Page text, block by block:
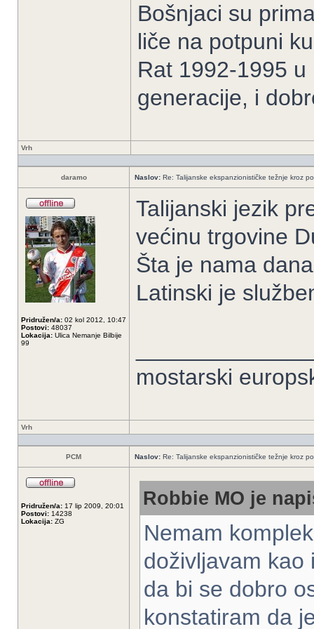
Bošnjaci su
liče na potpuni
Rat 1992-1995
generacije, i
Vrh
daramo Naslov: Re: Talijanske ekspanzionističke težnje kroz
Pridružen/a: 02 kol 2012, 10:47
Postovi: 48037
Lokacija: Ulica Nemanje Bilbije
99
Talijanski jezik
većinu trgovine
Šta je nama
Latinski je
mostarski
Vrh
PCM Naslov: Re: Talijanske ekspanzionističke težnje kroz
Pridružen/a: 17 lip 2009, 20:01
Postovi: 14238
Lokacija: ZG
Robbie MO je
Nemam
doživljavam kao
da bi se dobro
konstatiram da